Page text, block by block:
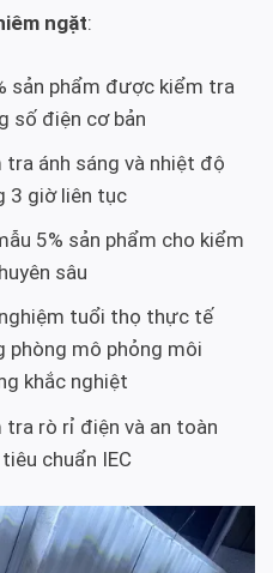
ngặt:
sản phẩm được kiểm tra
số điện cơ bản
tra ánh sáng và nhiệt độ
3 giờ liên tục
5% sản phẩm cho kiểm
sâu
tuổi thọ thực tế
phòng mô phỏng môi
khắc nghiệt
tra rò rỉ điện và an toàn
chuẩn IEC